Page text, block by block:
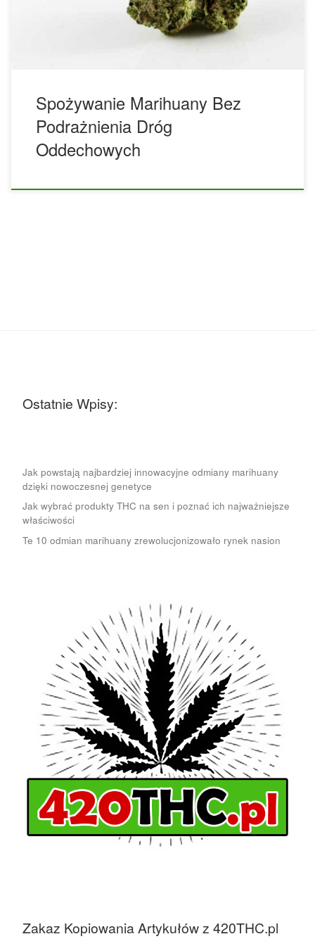
takich jak Chiny i Włochy, wykazały, że znaczna liczba osób,
Spożywanie Marihuany Bez
Podrażnienia Dróg
Oddechowych
Ostatnie Wpisy:
Jak powstają najbardziej innowacyjne odmiany marihuany
dzięki nowoczesnej genetyce
Jak wybrać produkty THC na sen i poznać ich najważniejsze
właściwości
Te 10 odmian marihuany zrewolucjonizowało rynek nasion
Zakaz Kopiowania Artykułów z 420THC.pl